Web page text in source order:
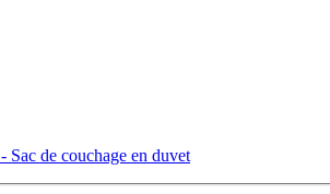
Sac de couchage en duvet